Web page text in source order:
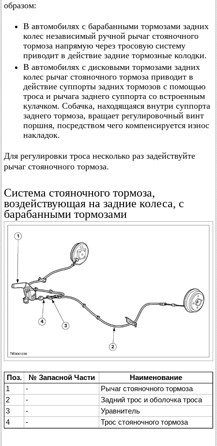
образом:
В автомобилях с барабанными тормозами задних
колес независимый ручной рычаг стояночного
тормоза напрямую через тросовую систему
приводит в действие задние тормозные колодки.
В автомобилях с дисковыми тормозами задних
колес рычаг стояночного тормоза приводит в
действие суппорты задних тормозов с помощью
троса и рычага заднего суппорта со встроенным
кулачком. Собачка, находящаяся внутри суппорта
заднего тормоза, вращает регулировочный винт
поршня, посредством чего компенсируется износ
накладок.
Для регулировки троса несколько раз задействуйте
рычаг стояночного тормоза.
Система стояночного тормоза,
воздействующая на задние колеса, с
барабанными тормозами
Поз. № Запасной Части
Наименование
1
-
Рычаг стояночного тормоза
2
-
Задний трос и оболочка троса
3
-
Уравнитель
4
- Трос стояночного тормоза